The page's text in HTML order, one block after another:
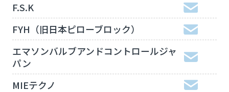
F.S.K
FYH（旧日本ピローブロック）
エマソンバルブアンドコントロールジャ
パン
MIEテクノ